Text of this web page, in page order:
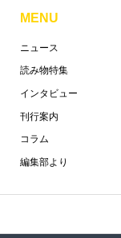
MENU
ニュース
読み物特集
インタビュー
刊行案内
コラム
編集部より